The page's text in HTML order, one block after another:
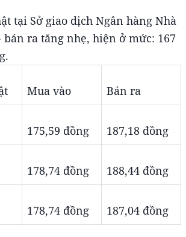
tại Sở giao dịch Ngân hàng Nhà
bán ra tăng nhẹ, hiện ở mức: 167
Mua vào Bán ra
175,59 đồng 187,18 đồng
178,74 đồng 188,44 đồng
178,74 đồng 187,04 đồng